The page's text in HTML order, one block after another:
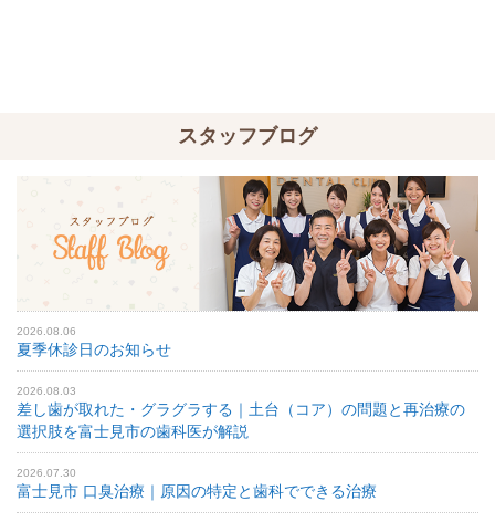
スタッフブログ
2026.08.06
夏季休診日のお知らせ
2026.08.03
差し歯が取れた・グラグラする｜土台（コア）の問題と再治療の
選択肢を富士見市の歯科医が解説
2026.07.30
富士見市 口臭治療｜原因の特定と歯科でできる治療